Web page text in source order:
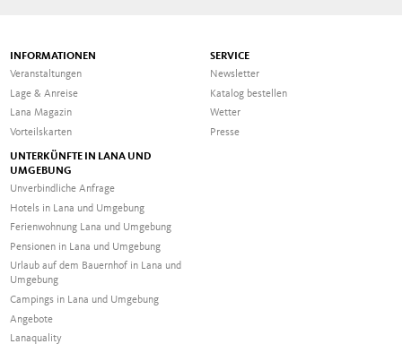
INFORMATIONEN
Veranstaltungen
Lage & Anreise
Lana Magazin
Vorteilskarten
SERVICE
Newsletter
Katalog bestellen
Wetter
Presse
UNTERKÜNFTE IN LANA UND
UMGEBUNG
Unverbindliche Anfrage
Hotels in Lana und Umgebung
Ferienwohnung Lana und Umgebung
Pensionen in Lana und Umgebung
Urlaub auf dem Bauernhof in Lana und
Umgebung
Campings in Lana und Umgebung
Angebote
Lanaquality